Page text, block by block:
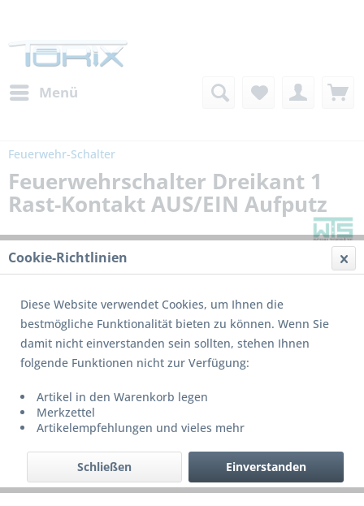
Menü
Feuerwehr-Schalter
Feuerwehrschalter Dreikant 1
Rast-Kontakt AUS/EIN Aufputz
Cookie-Richtlinien
Diese Website verwendet Cookies, um Ihnen die
bestmögliche Funktionalität bieten zu können. Wenn Sie
damit nicht einverstanden sein sollten, stehen Ihnen
folgende Funktionen nicht zur Verfügung:
Artikel in den Warenkorb legen
Merkzettel
Artikelempfehlungen und vieles mehr
Einverstanden
Schließen